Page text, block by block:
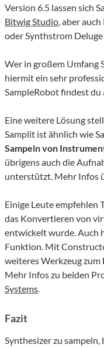
Version 6.5 lassen sich
Bitwig Studio, aber
oder Synthstrom
Wer in großem Umfang
hiermit ein sehr
SampleRobot findest du
Eine weitere Lösung
Samplit ist ähnlich wie
Sampeln von
übrigens auch die
unterstützt. Mehr Infos
Einige Leute empfehlen
das Konvertieren von
entwickelt wurde. Auch
Funktion. Mit
weiteres Werkzeug
Mehr Infos zu beiden
Systems.
Fazit
Synthesizer zu